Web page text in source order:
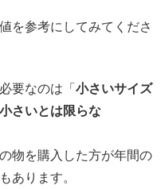
を参考にしてみてくださ
要なのは「 小さいサイズ
さいとは限らな
物を購入した方が年間の
あります。